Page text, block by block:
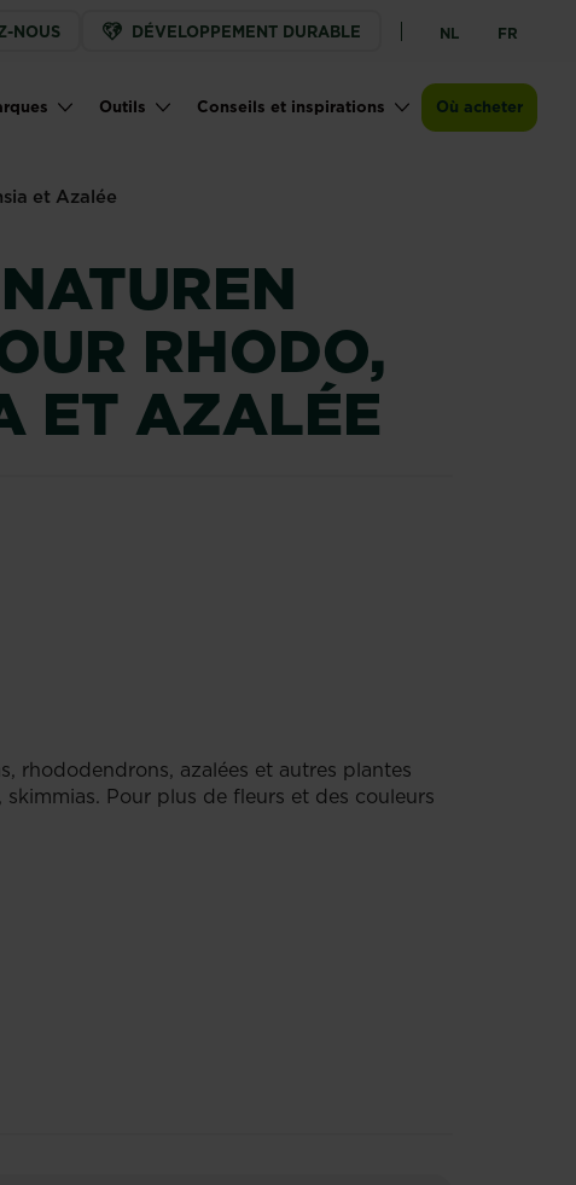
NOUS DÉVELOPPEMENT DURABLE NL FR
Outils Conseils et inspirations Où acheter
et Azalée
RHODO,
ET AZALÉE
rhododendrons, azalées et autres plantes
Pour plus de fleurs et des couleurs
Points de vente